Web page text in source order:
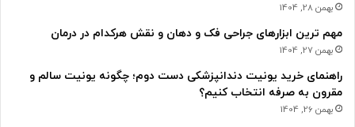
بهمن 28, 1404
مهم ترین ابزارهای جراحی فک و دهان و نقش هرکدام در درمان
بهمن 27, 1404
راهنمای خرید یونیت دندانپزشکی دست دوم؛ چگونه یونیت سالم و
مقرون به صرفه انتخاب کنیم؟
بهمن 26, 1404